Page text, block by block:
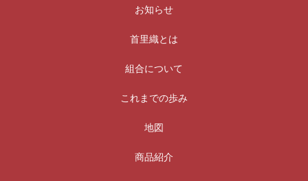
お知らせ
首里織とは
組合について
これまでの歩み
地図
商品紹介